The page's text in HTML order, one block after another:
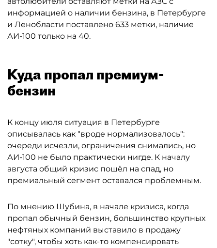
информацией о наличии бензина, в Петербурге
и Ленобласти поставлено 633 метки, наличие
АИ-100 только на 40.
Куда пропал премиум-
бензин
К концу июля ситуация в Петербурге
описывалась как "вроде нормализовалось":
очереди исчезли, ограничения снимались, но
АИ-100 не было практически нигде. К началу
августа общий кризис пошёл на спад, но
премиальный сегмент оставался проблемным.
По мнению Шубина, в начале кризиса, когда
пропал обычный бензин, большинство крупных
нефтяных компаний выставило в продажу
"сотку", чтобы хоть как-то компенсировать